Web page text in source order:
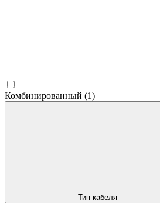
Комбинированный (1)
Тип кабеля